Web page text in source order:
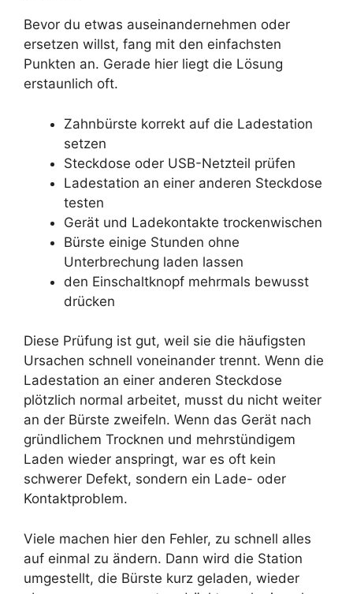
Bevor du etwas auseinandernehmen oder
ersetzen willst, fang mit den einfachsten
Punkten an. Gerade hier liegt die Lösung
erstaunlich oft.
Zahnbürste korrekt auf die Ladestation
setzen
Steckdose oder USB-Netzteil prüfen
Ladestation an einer anderen Steckdose
testen
Gerät und Ladekontakte trockenwischen
Bürste einige Stunden ohne
Unterbrechung laden lassen
den Einschaltknopf mehrmals bewusst
drücken
Diese Prüfung ist gut, weil sie die häufigsten
Ursachen schnell voneinander trennt. Wenn die
Ladestation an einer anderen Steckdose
plötzlich normal arbeitet, musst du nicht weiter
an der Bürste zweifeln. Wenn das Gerät nach
gründlichem Trocknen und mehrstündigem
Laden wieder anspringt, war es oft kein
schwerer Defekt, sondern ein Lade- oder
Kontaktproblem.
Viele machen hier den Fehler, zu schnell alles
auf einmal zu ändern. Dann wird die Station
umgestellt, die Bürste kurz geladen, wieder